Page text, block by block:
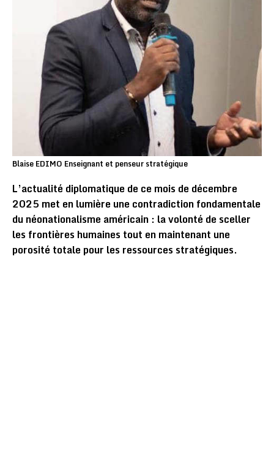
Blaise EDIMO Enseignant et penseur stratégique
​L’actualité diplomatique de ce mois de décembre
2025 met en lumière une contradiction fondamentale
du néonationalisme américain : la volonté de sceller
les frontières humaines tout en maintenant une
porosité totale pour les ressources stratégiques.